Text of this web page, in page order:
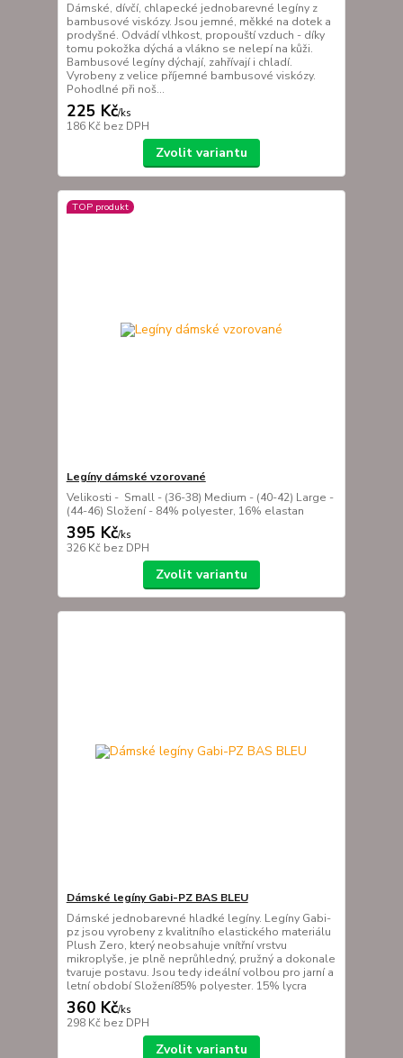
Dámské, dívčí, chlapecké jednobarevné legíny z
bambusové viskózy. Jsou jemné, měkké na dotek a
prodyšné. Odvádí vlhkost, propouští vzduch - díky
tomu pokožka dýchá a vlákno se nelepí na kůži.
Bambusové legíny dýchají, zahřívají i chladí.
Vyrobeny z velice příjemné bambusové viskózy.
Pohodlné při noš...
225 Kč/ks
186 Kč bez DPH
Zvolit variantu
TOP produkt
Legíny dámské vzorované
Velikosti - Small - (36-38) Medium - (40-42) Large -
(44-46) Složení - 84% polyester, 16% elastan
395 Kč/ks
326 Kč bez DPH
Zvolit variantu
Dámské legíny Gabi-PZ BAS BLEU
Dámské jednobarevné hladké legíny. Legíny Gabi-
pz jsou vyrobeny z kvalitního elastického materiálu
Plush Zero, který neobsahuje vnítřní vrstvu
mikroplyše, je plně neprůhledný, pružný a dokonale
tvaruje postavu. Jsou tedy ideální volbou pro jarní a
letní období Složení85% polyester. 15% lycra
360 Kč/ks
298 Kč bez DPH
Zvolit variantu